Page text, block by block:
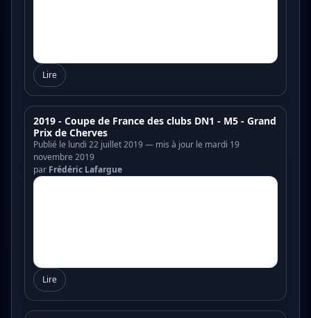
Lire
2019 - Coupe de France des clubs DN1 - M5 - Grand
Prix de Cherves
Publié le lundi 22 juillet 2019 — mis à jour le mardi 19
novembre 2019
par Frédéric Lafargue
Lire